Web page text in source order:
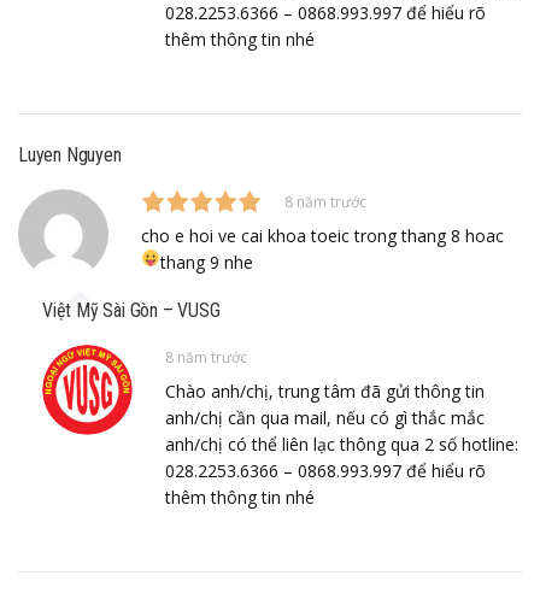
028.2253.6366 – 0868.993.997 để hiểu rõ
thêm thông tin nhé
Luyen Nguyen
8 năm trước
cho e hoi ve cai khoa toeic trong thang 8 hoac
thang 9 nhe
Việt Mỹ Sài Gòn – VUSG
8 năm trước
Chào anh/chị, trung tâm đã gửi thông tin
anh/chị cần qua mail, nếu có gì thắc mắc
anh/chị có thể liên lạc thông qua 2 số hotline:
028.2253.6366 – 0868.993.997 để hiểu rõ
thêm thông tin nhé